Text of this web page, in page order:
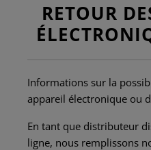
RETOUR
Informations sur la
appareil électronique ou
En tant que distributeur
ligne, nous remplissons